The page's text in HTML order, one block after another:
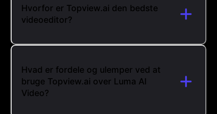
Hvorfor er Topview.ai den bedste
videoeditor?
Hvad er fordele og ulemper ved at
bruge Topview.ai over Luma AI
Video?